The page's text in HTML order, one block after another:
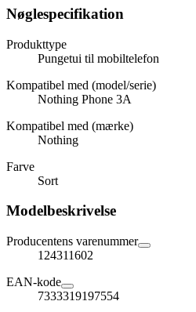
Nøglespecifikation
Produkttype
Pungetui til mobiltelefon
Kompatibel med (model/serie)
Nothing Phone 3A
Kompatibel med (mærke)
Nothing
Farve
Sort
Modelbeskrivelse
Producentens varenummer
124311602
EAN-kode
7333319197554